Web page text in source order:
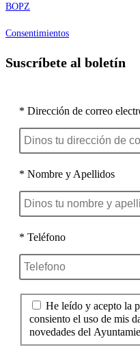
BOPZ
Consentimientos
Suscríbete al boletín
* Dirección de correo
* Nombre y Apellidos
* Teléfono
He leído y acepto la
consiento el uso de mis
novedades del